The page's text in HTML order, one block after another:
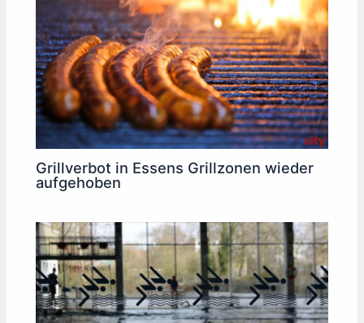
Grillverbot in Essens Grillzonen wieder
aufgehoben